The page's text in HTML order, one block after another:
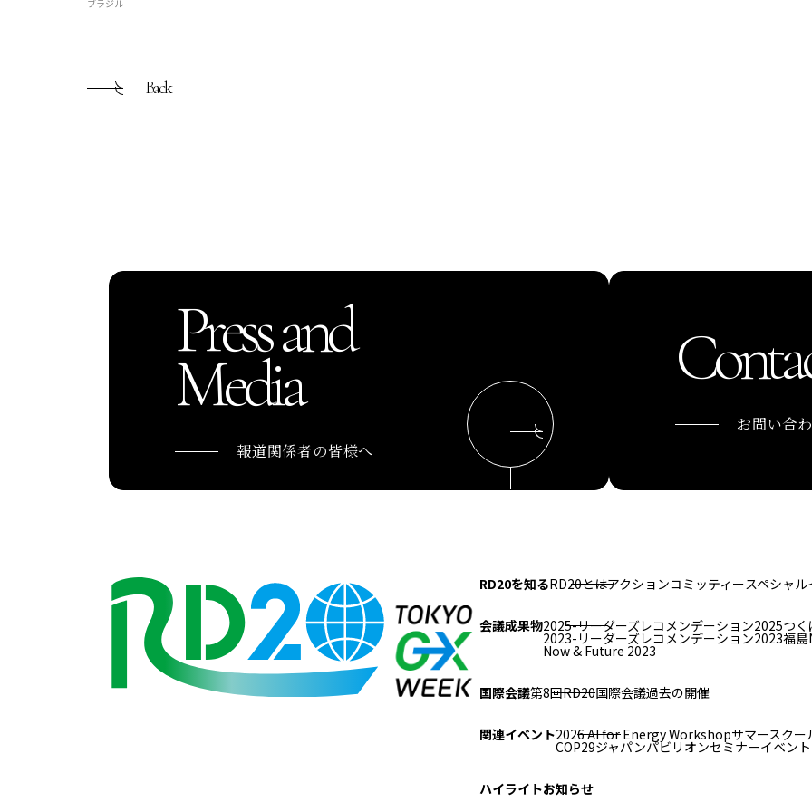
ブラジル
Back
Press and
Media
報道関係者の皆様へ
お問い合
RD20を知るRD20とはアクションコミッティースペシャ
会議成果物2025-リーダーズレコメンデーション2025つく
2023-リーダーズレコメンデーション2023福島
Now & Future 2023
国際会議第8回RD20国際会議過去の開催
関連イベント2026 AI for Energy Workshopサマースクー
COP29ジャパンパビリオンセミナーイベン
ハイライトお知らせ